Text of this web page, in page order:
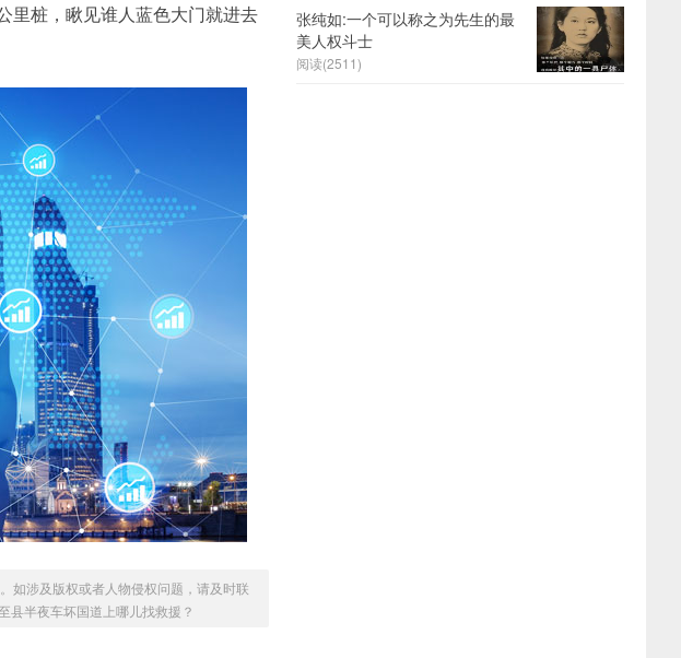
里桩，瞅见谁人蓝色大门就进去
如涉及版权或者人物侵权问题，请及时联
县半夜车坏国道上哪儿找救援？
张纯如:一个可以称之为先生的最
美人权斗士
阅读(2511)